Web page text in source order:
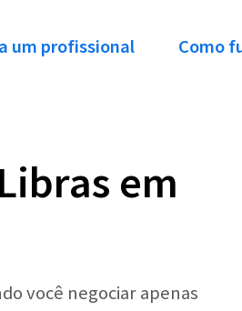
um profissional Como
em
você negociar apenas